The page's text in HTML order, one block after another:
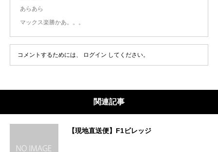
あらあら
マックス楽勝かあ。。。
コメントするためには、 ログイン してください。
関連記事
【現地直送便】F1ビレッジ